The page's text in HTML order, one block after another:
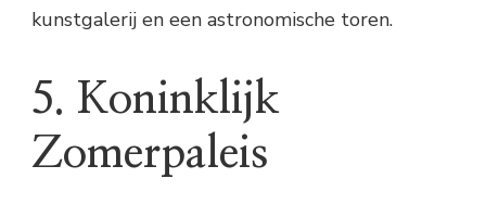
kunstgalerij en een astronomische toren.
5. Koninklijk
Zomerpaleis